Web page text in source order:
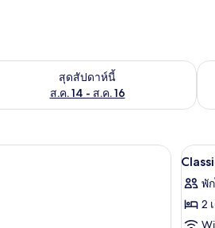
ค. 10
สุดสัปดาห์นี้
ส.ค. 14 - ส.ค. 16
สอบจำนวนห้องพักว่างในสุดสัปดาห์นี้ ส
ตร
เครื่องนอนระดับพรีเมียม, ผ้านวมขนเป็ด, มิ
เปิด
ภาพ
ทั้งห
ของ
6
พั
2